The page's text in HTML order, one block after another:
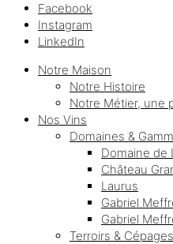
Facebook
Instagram
LinkedIn
Notre Maison
Notre Histoire
Notre Métier, une
Nos Vins
Domaines &
Domaine de
Château
Laurus
Gabriel
Gabriel
Terroirs & Cépages